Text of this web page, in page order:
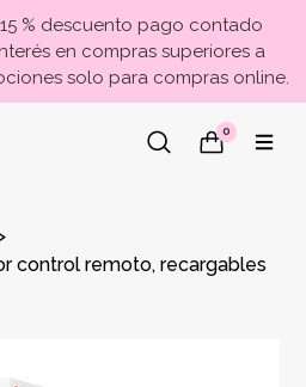
% descuento pago contado
en compras superiores a
solo para compras online.
0
control remoto, recargables